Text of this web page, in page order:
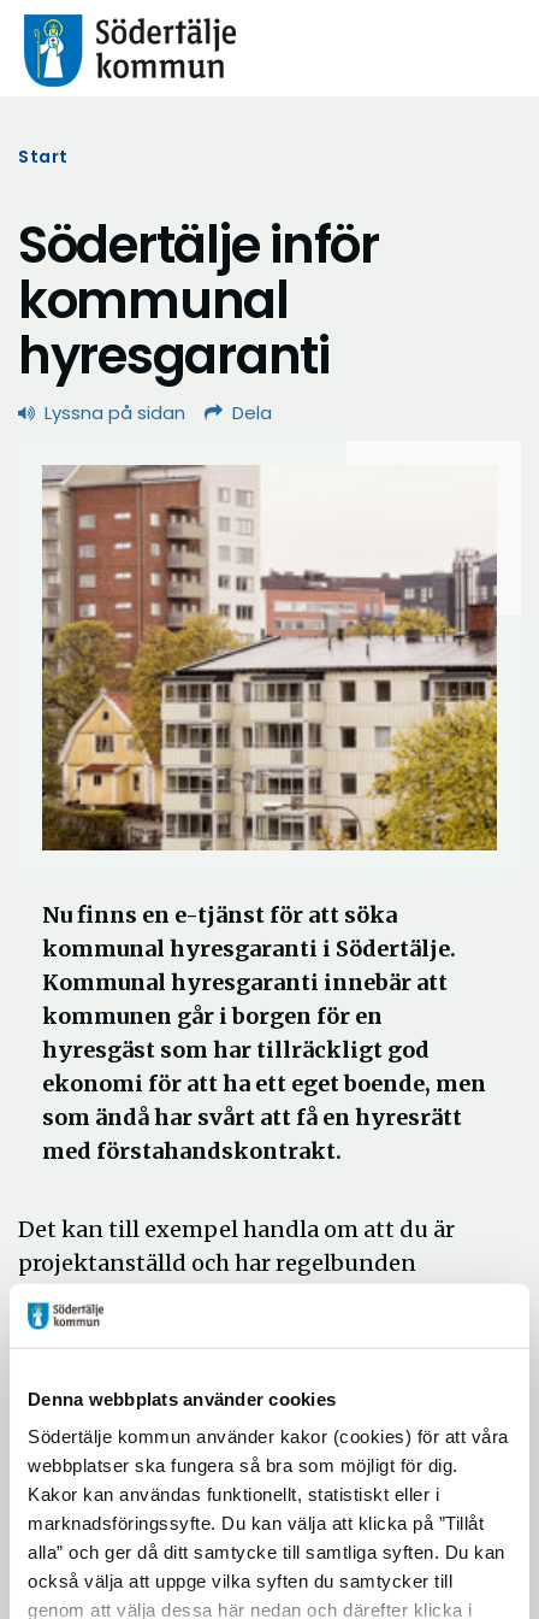
Denna webbplats använder cookies
Södertälje kommun använder kakor (cookies) för att våra
webbplatser ska fungera så bra som möjligt för dig.
Kakor kan användas funktionellt, statistiskt eller i
marknadsföringssyfte. Du kan välja att klicka på ”Tillåt
alla” och ger då ditt samtycke till samtliga syften. Du kan
också välja att uppge vilka syften du samtycker till
genom att välja dessa här nedan och därefter klicka i
Start
Södertälje inför
kommunal
hyresgaranti
Lyssna på sidan Dela
Nu finns en e-tjänst för att söka
kommunal hyresgaranti i Södertälje.
Kommunal hyresgaranti innebär att
kommunen går i borgen för en
hyresgäst som har tillräckligt god
ekonomi för att ha ett eget boende, men
som ändå har svårt att få en hyresrätt
med förstahandskontrakt.
Det kan till exempel handla om att du är
projektanställd och har regelbunden
inkomst, men hyresvärden kräver en
tillsvidareanställning för att du ska få ett
Inte en bostadsförmedling
Kommunal hyresgaranti handlar inte om en
bostadsförmedling, utan är ett avtal mellan
dig och kommunen som innebär att
kommunen står som borgenär. Om du inte
betalar din hyra till hyresvärden går
skulden över till kommunen. Du måste